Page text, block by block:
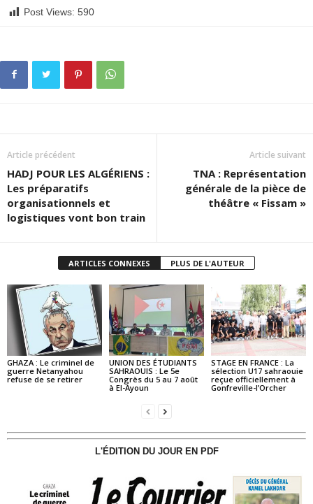
Post Views: 590
Article précédent
HADJ POUR LES ALGÉRIENS :
Les préparatifs
organisationnels et
logistiques vont bon train
Article suivant
TNA : Représentation
générale de la pièce de
théâtre « Fissam »
ARTICLES CONNEXES PLUS DE L'AUTEUR
GHAZA : Le criminel de
guerre Netanyahou
refuse de se retirer
UNION DES ÉTUDIANTS
SAHRAOUIS : Le 5e
Congrès du 5 au 7 août
à El-Ayoun
STAGE EN FRANCE : La
sélection U17 sahraouie
reçue officiellement à
Gonfreville-l’Orcher
L'ÉDITION DU JOUR EN PDF